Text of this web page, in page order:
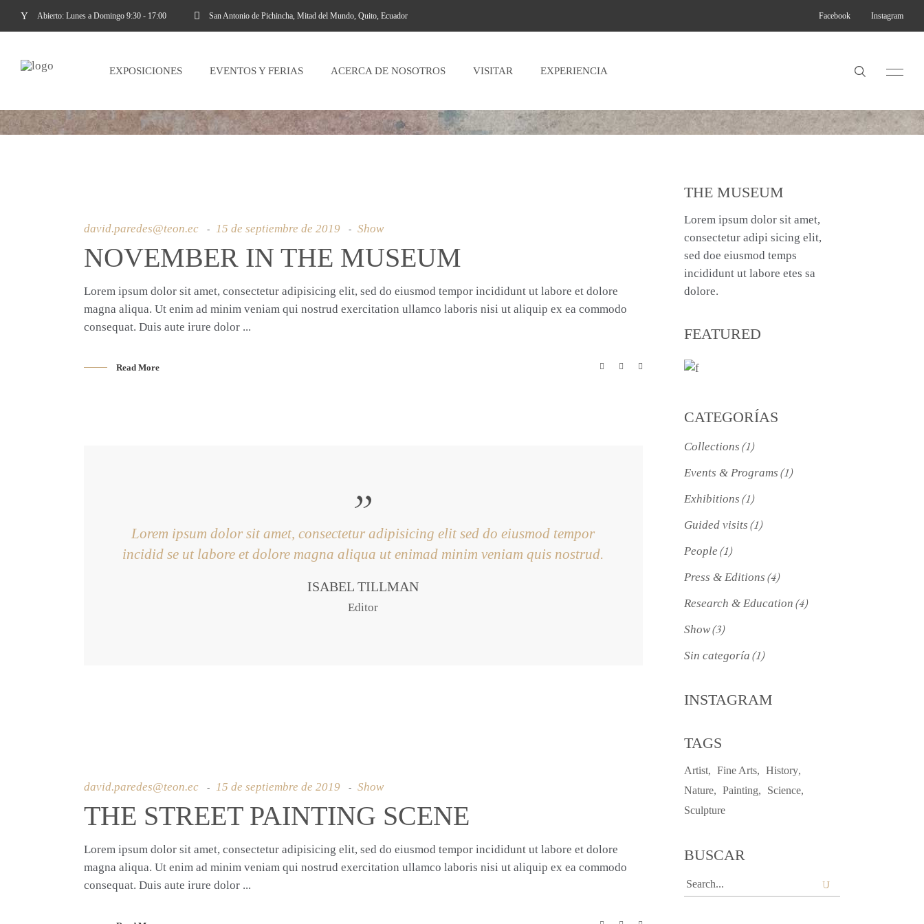
Abierto: Lunes a Domingo 9:30 - 17:00 San Antonio de Pichincha, Mitad del Mundo, Quito, Ecuador Facebook Instagram
EXPOSICIONES EVENTOS Y FERIAS ACERCA DE NOSOTROS VISITAR EXPERIENCIA
david.paredes@teon.ec 15 de septiembre de 2019 Show
NOVEMBER IN THE MUSEUM
Lorem ipsum dolor sit amet, consectetur adipisicing elit, sed do eiusmod tempor incididunt ut labore et dolore
magna aliqua. Ut enim ad minim veniam qui nostrud exercitation ullamco laboris nisi ut aliquip ex ea commodo
consequat. Duis aute irure dolor
Read More
Lorem ipsum dolor sit amet, consectetur adipisicing elit sed do eiusmod tempor
incidid se ut labore et dolore magna aliqua ut enimad minim veniam quis nostrud.
ISABEL TILLMAN
Editor
david.paredes@teon.ec 15 de septiembre de 2019 Show
THE STREET PAINTING SCENE
Lorem ipsum dolor sit amet, consectetur adipisicing elit, sed do eiusmod tempor incididunt ut labore et dolore
magna aliqua. Ut enim ad minim veniam qui nostrud exercitation ullamco laboris nisi ut aliquip ex ea commodo
consequat. Duis aute irure dolor
THE MUSEUM
Lorem ipsum dolor sit amet,
consectetur adipi sicing elit,
sed doe eiusmod temps
incididunt ut labore etes sa
dolore.
FEATURED
CATEGORÍAS
Collections (1)
Events & Programs (1)
Exhibitions (1)
Guided visits (1)
People (1)
Press & Editions (4)
Research & Education (4)
Show(3)
Sin categoría (1)
INSTAGRAM
TAGS
Artist Fine Arts
History
Nature
Painting
Science
Sculpture
BUSCAR
Search
for: